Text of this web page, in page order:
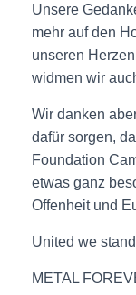
Unsere
mehr auf den
unseren
widmen wir
Wir danken
dafür sorgen,
Foundation
etwas ganz
Offenheit und
United we
METAL